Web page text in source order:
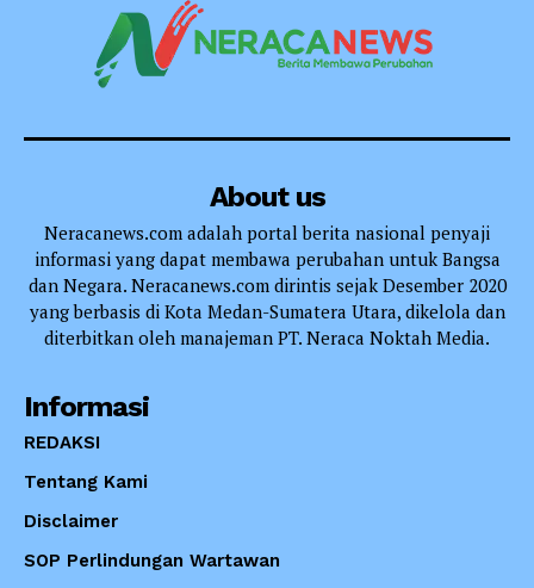
About us
Neracanews.com adalah portal berita nasional penyaji
informasi yang dapat membawa perubahan untuk Bangsa
dan Negara. Neracanews.com dirintis sejak Desember 2020
yang berbasis di Kota Medan-Sumatera Utara, dikelola dan
diterbitkan oleh manajeman PT. Neraca Noktah Media.
Informasi
REDAKSI
Tentang Kami
Disclaimer
SOP Perlindungan Wartawan